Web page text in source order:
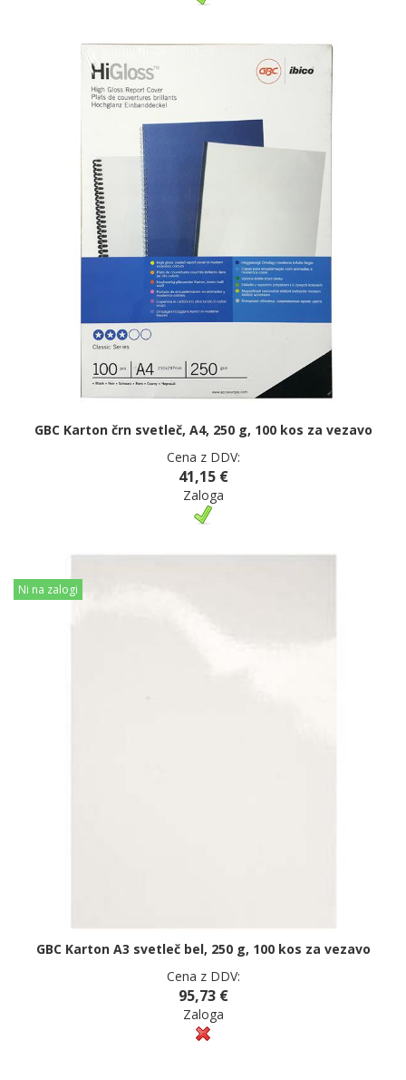
GBC Karton črn svetleč, A4, 250 g, 100 kos za vezavo
Cena z DDV:
41,15 €
Zaloga
Ni na zalogi
GBC Karton A3 svetleč bel, 250 g, 100 kos za vezavo
Cena z DDV:
95,73 €
Zaloga